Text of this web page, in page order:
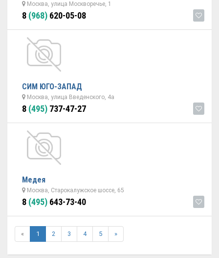
Москва, улица Москворечье, 1
8 (968) 620-05-08
СИМ ЮГО-ЗАПАД
Москва, улица Введенского, 4а
8 (495) 737-47-27
Медея
Москва, Старокалужское шоссе, 65
8 (495) 643-73-40
« 1 2 3 4 5 »